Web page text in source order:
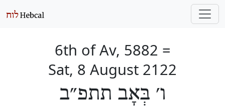
6th of Av, 5882 =
Sat, 8 August 2122
ו׳ בְּאָב תתפ״ב